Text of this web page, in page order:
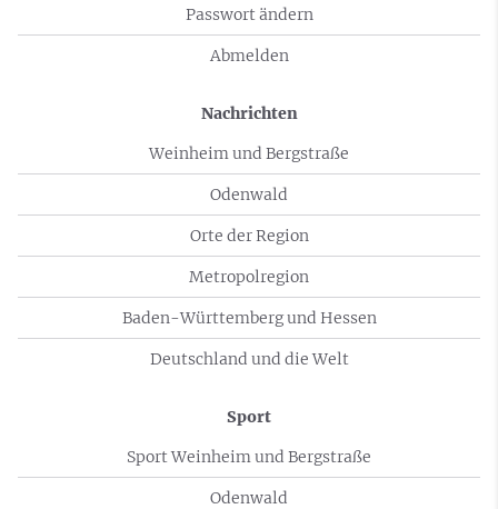
Passwort ändern
Abmelden
Nachrichten
Weinheim und Bergstraße
Odenwald
Orte der Region
Metropolregion
Baden-Württemberg und Hessen
Deutschland und die Welt
Sport
Sport Weinheim und Bergstraße
Odenwald